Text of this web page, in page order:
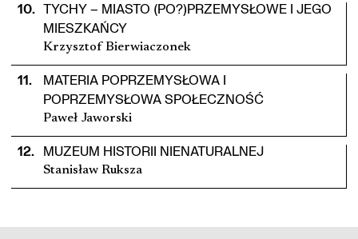
10. TYCHY – MIASTO (PO?)PRZEMYSŁOWE I JEGO
MIESZKAŃCY
Krzysztof Bierwiaczonek
11.
MATERIA POPRZEMYSŁOWA I
POPRZEMYSŁOWA SPOŁECZNOŚĆ
Paweł Jaworski
12. MUZEUM HISTORII NIENATURALNEJ
Stanisław Ruksza